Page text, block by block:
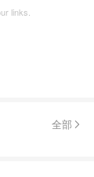
links.
全部